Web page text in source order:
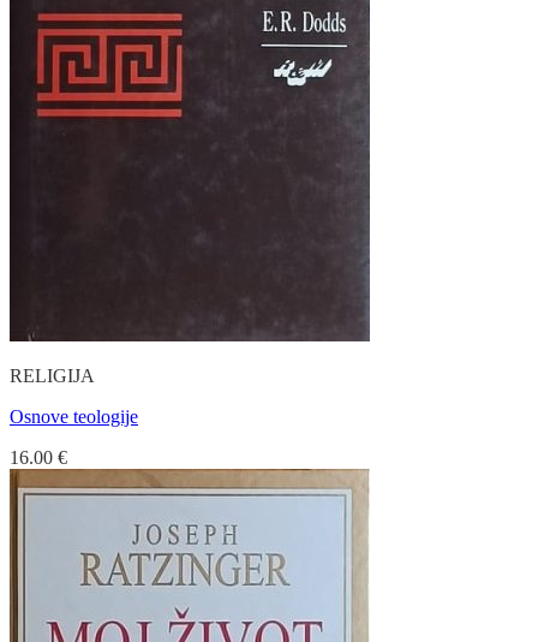
RELIGIJA
Osnove teologije
16.00 €